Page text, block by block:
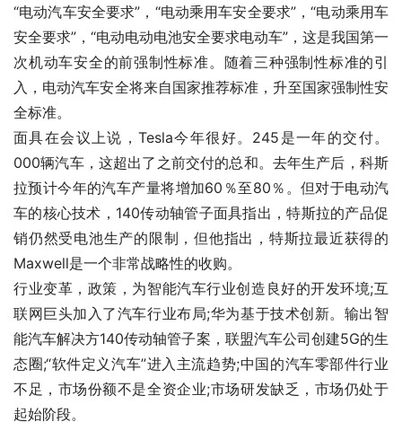
“电动汽车安全要求”，“电动乘用车安全要求”，“电动乘用车
安全要求”，“电动电动电池安全要求电动车”，这是我国第一
次机动车安全的前强制性标准。随着三种强制性标准的引
入，电动汽车安全将来自国家推荐标准，升至国家强制性安
全标准。
面具在会议上说，Tesla今年很好。245是一年的交付。
000辆汽车，这超出了之前交付的总和。去年生产后，科斯
拉预计今年的汽车产量将增加60％至80％。但对于电动汽
车的核心技术，140传动轴管子面具指出，特斯拉的产品促
销仍然受电池生产的限制，但他指出，特斯拉最近获得的
Maxwell是一个非常战略性的收购。
行业变革，政策，为智能汽车行业创造良好的开发环境;互
联网巨头加入了汽车行业布局;华为基于技术创新。输出智
能汽车解决方140传动轴管子案，联盟汽车公司创建5G的生
态圈;“软件定义汽车”进入主流趋势;中国的汽车零部件行业
不足，市场份额不是全资企业;市场研发缺乏，市场仍处于
起始阶段。